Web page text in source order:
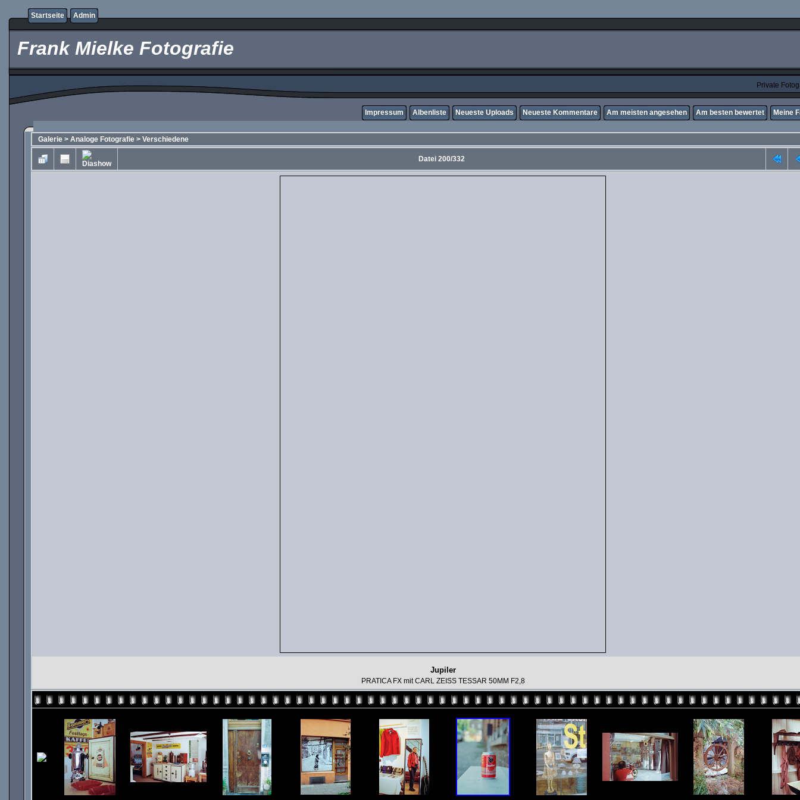
Startseite Admin
Frank Mielke Fotografie
Private
Impressum Albenliste Neueste Uploads Neueste Kommentare Am meisten angesehen Am besten bewertet Meine
Galerie > Analoge Fotografie > Verschiedene
Datei 200/332
Jupiler
PRATICA FX mit CARL ZEISS TESSAR 50MM F2,8